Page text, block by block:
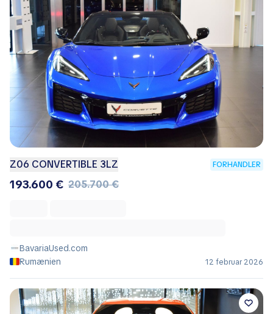
Z06 CONVERTIBLE 3LZ FORHANDLER
193.600 € 205.700 €
BavariaUsed.com
Rumænien
12 februar 2026